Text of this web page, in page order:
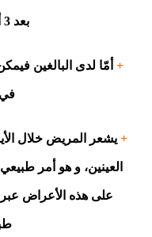
بعد 3 أيام من العمليّة،
+ أمّا لدى البالغين
في
+ يشعر المريض خلال
العينين، و هو أمر
على هذه الأعراض عبر